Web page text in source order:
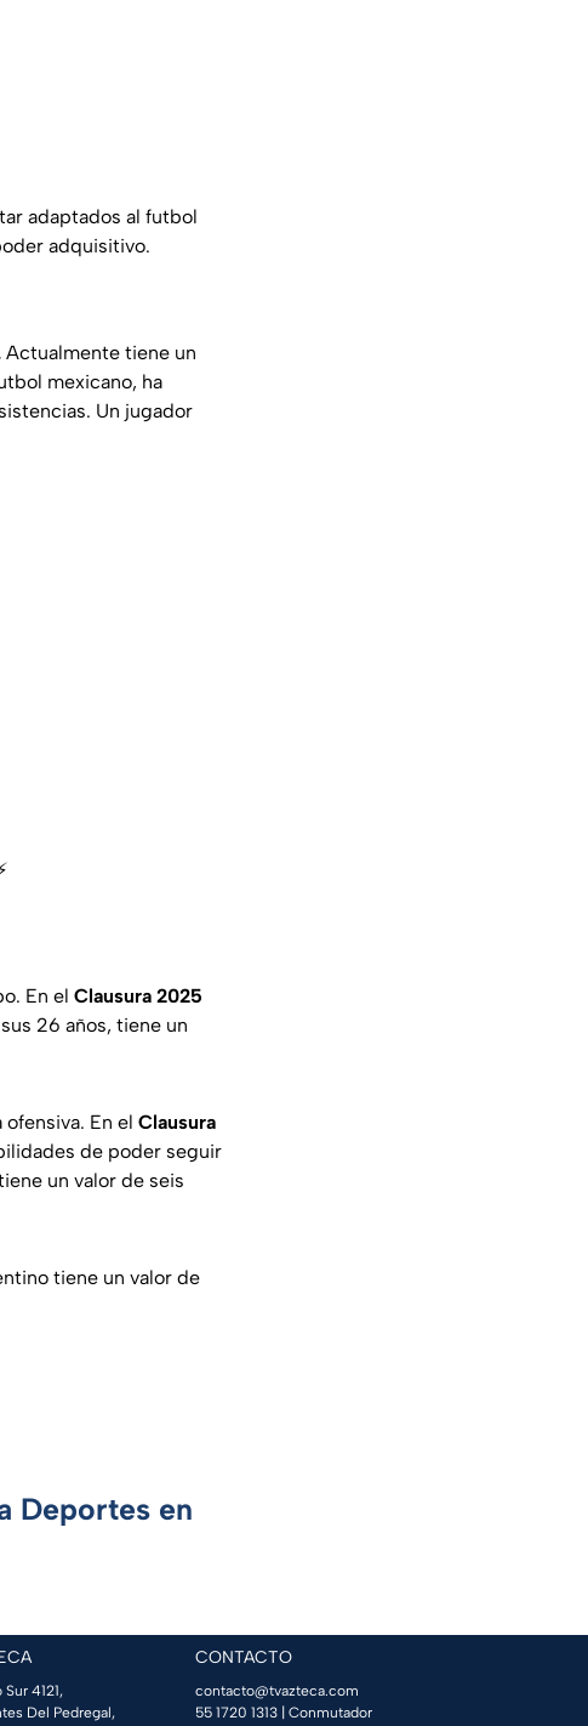
adaptados al futbol
adquisitivo.
Actualmente tiene un
mexicano, ha
Un jugador
En el Clausura 2025
26 años, tiene un
En el Clausura
de poder seguir
un valor de seis
tiene un valor de
Deportes en
4121,
Del Pedregal,
CONTACTO
contacto@tvazteca.com
55 1720 1313 | Conmutador